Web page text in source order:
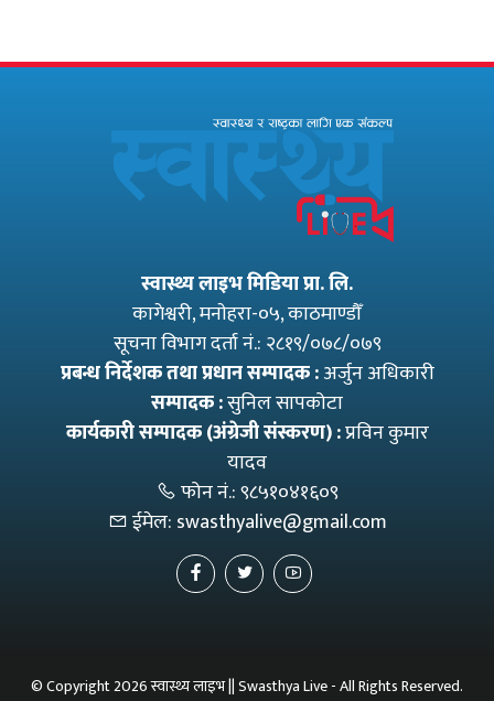
विवादास्पद…
स्वास्थ्य लाइभ मिडिया प्रा. लि.
कागेश्वरी, मनाेहरा-०५, काठमाण्डौँ
सूचना विभाग दर्ता नं.: २८१९/०७८/०७९
प्रबन्ध निर्देशक तथा प्रधान सम्पादक :अर्जुन अधिकारी
सम्पादक :सुनिल सापकोटा
कार्यकारी सम्पादक (अंग्रेजी संस्करण) :प्रविन कुमार
यादव
फोन नं.:९८५१०४१६०९
ईमेल: swasthyalive@gmail.com
© Copyright 2026 स्वास्थ्य लाइभ || Swasthya Live - All Rights Reserved.